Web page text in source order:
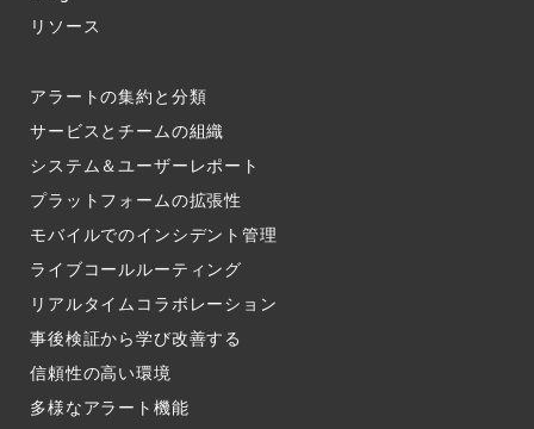
リソース
アラートの集約と分類​
サービスとチームの組織​
システム＆ユーザーレポート​
プラットフォームの拡張性
モバイルでのインシデント管理​
ライブコールルーティング​
リアルタイムコラボレーション​
事後検証から学び改善する
信頼性の高い環境​
多様なアラート機能​